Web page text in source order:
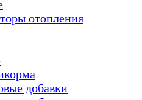
отопления
добавки